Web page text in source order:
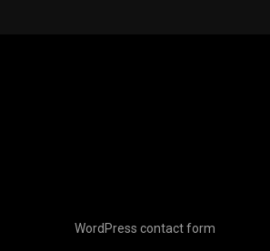
WordPress contact form